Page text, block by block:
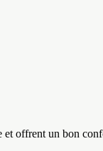
et offrent un bon conf